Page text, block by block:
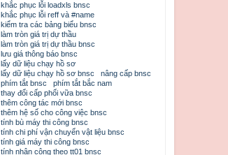
khắc phục lỗi loadxls bnsc
khắc phục lỗi reff và #name
kiểm tra các bảng biểu bnsc
làm tròn giá trị dự thầu
làm tròn giá trị dự thầu bnsc
lưu giá thông báo bnsc
lấy dữ liệu chạy hồ sơ
lấy dữ liệu chạy hồ sơ bnsc
nâng cấp bnsc
phím tắt bnsc
phím tắt bắc nam
thay đổi cấp phối vữa bnsc
thêm công tác mới bnsc
thêm hệ số cho công việc bnsc
tính bù máy thi công bnsc
tính chi phí vận chuyển vật liệu bnsc
tính giá máy thi công bnsc
tính nhân công theo tt01 bnsc